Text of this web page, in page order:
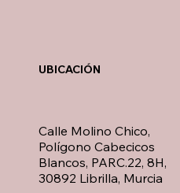
Calle Molino Chico,
Polígono Cabecicos
Blancos, PARC.22, 8H,
30892 Librilla, Murcia
UBICACIÓN